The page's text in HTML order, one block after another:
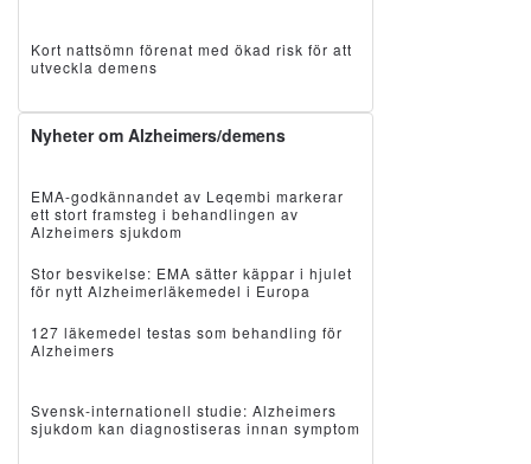
Kort nattsömn förenat med ökad risk för att
utveckla demens
Nyheter om Alzheimers/demens
EMA-godkännandet av Leqembi markerar
ett stort framsteg i behandlingen av
Alzheimers sjukdom
Stor besvikelse: EMA sätter käppar i hjulet
för nytt Alzheimerläkemedel i Europa
127 läkemedel testas som behandling för
Alzheimers
Svensk-internationell studie: Alzheimers
sjukdom kan diagnostiseras innan symptom